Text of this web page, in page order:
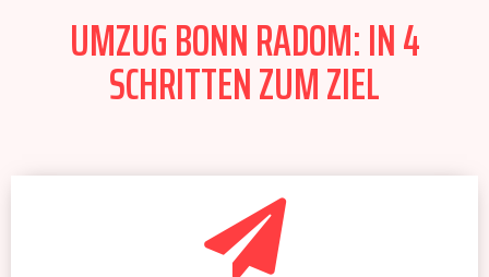
UMZUG BONN RADOM: IN 4
SCHRITTEN ZUM ZIEL